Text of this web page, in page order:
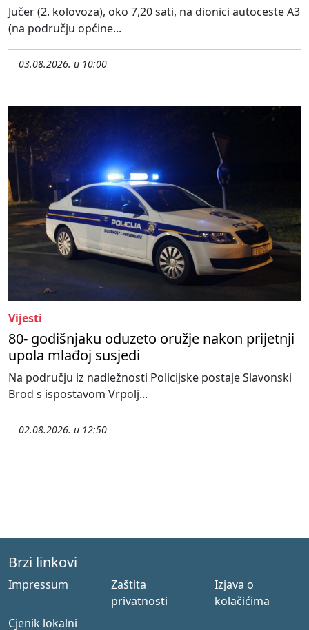
Jučer (2. kolovoza), oko 7,20 sati, na dionici autoceste A3
(na području općine...
03.08.2026. u 10:00
Vijesti
80- godišnjaku oduzeto oružje nakon prijetnji
upola mlađoj susjedi
Na području iz nadležnosti Policijske postaje Slavonski
Brod s ispostavom Vrpolj...
02.08.2026. u 12:50
Brzi linkovi
Impressum
Zaštita
privatnosti
Izjava o
kolačićima
Cjenik lokalni